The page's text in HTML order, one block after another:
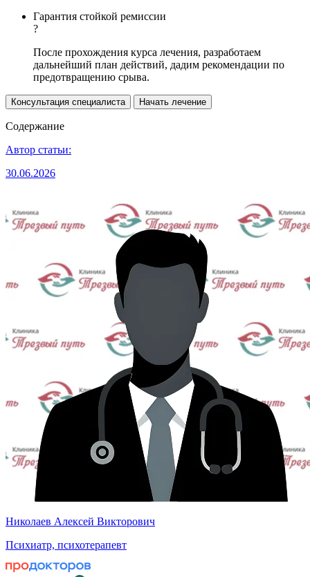
Гарантия стойкой ремиссии
?
После прохождения курса лечения, разработаем
дальнейший план действий, дадим рекомендации по
предотвращению срыва.
Консультация специалиста Начать лечение
Содержание
Автор статьи:
30.06.2026
Николаев Алексей Викторович
Психиатр, психотерапевт